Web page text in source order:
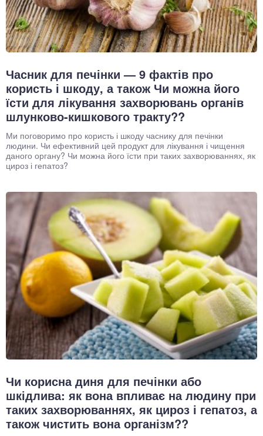
Часник для печінки — 9 фактів про
користь і шкоду, а також Чи можна його
їсти для лікування захворювань органів
шлунково-кишкового тракту??
Ми поговоримо про користь і шкоду часнику для печінки
людини. Чи ефективний цей продукт для лікування і чищення
даного органу? Чи можна його їсти при таких захворюваннях, як
цироз і гепатоз?
Чи корисна диня для печінки або
шкідлива: як вона впливає на людину при
таких захворюваннях, як цироз і гепатоз, а
також чистить вона організм??